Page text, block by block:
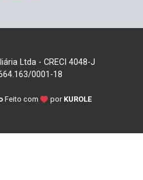
Ltda - CRECI 4048-J
0001-18
Feito com por KUROLE